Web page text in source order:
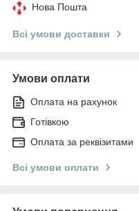
Нова Пошта
Всі умови доставки
Умови оплати
Оплата на рахунок
Готівкою
Оплата за реквізитами
Всі умови оплати